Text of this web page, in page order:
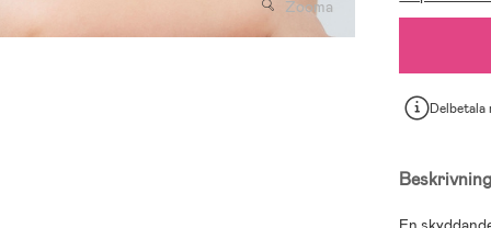
Zooma
Delbetala